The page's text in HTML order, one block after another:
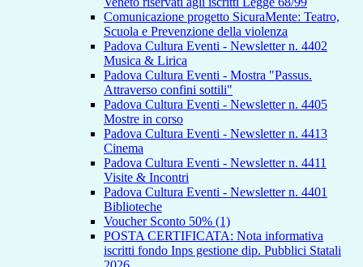
Comunicazione progetto SicuraMente: Teatro,
Scuola e Prevenzione della violenza
Padova Cultura Eventi - Newsletter n. 4402
Musica & Lirica
Padova Cultura Eventi - Mostra "Passus.
Attraverso confini sottili"
Padova Cultura Eventi - Newsletter n. 4405
Mostre in corso
Padova Cultura Eventi - Newsletter n. 4413
Cinema
Padova Cultura Eventi - Newsletter n. 4411
Visite & Incontri
Padova Cultura Eventi - Newsletter n. 4401
Biblioteche
Voucher Sconto 50% (1)
POSTA CERTIFICATA: Nota informativa
iscritti fondo Inps gestione dip. Pubblici Statali